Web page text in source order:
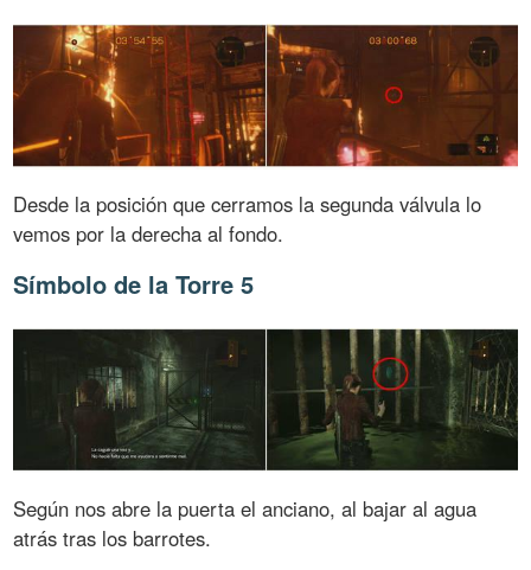
Desde la posición que cerramos la segunda válvula lo
vemos por la derecha al fondo.
Símbolo de la Torre 5
Según nos abre la puerta el anciano, al bajar al agua
atrás tras los barrotes.